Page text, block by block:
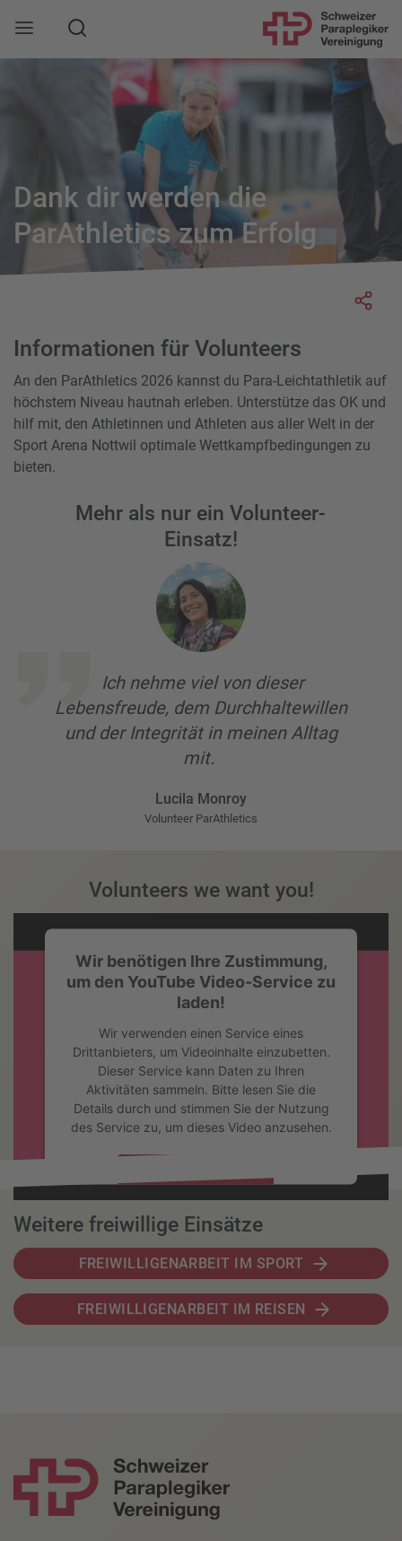
Mobile Navigation öffnen
Suche
Dank dir werden die
ParAthletics zum Erfolg
Informationen für Volunteers
An den ParAthletics 2026 kannst du Para-Leichtathletik auf
höchstem Niveau hautnah erleben. Unterstütze das OK und
hilf mit, den Athletinnen und Athleten aus aller Welt in der
Sport Arena Nottwil optimale Wettkampfbedingungen zu
bieten.
Mehr als nur ein Volunteer-
Einsatz!
Ich nehme viel von dieser
Lebensfreude, dem Durchhaltewillen
und der Integrität in meinen Alltag
mit.
Lucila Monroy
Volunteer ParAthletics
Volunteers we want you!
Wir benötigen Ihre Zustimmung,
um den YouTube Video-Service zu
laden!
Wir verwenden einen Service eines
Drittanbieters, um Videoinhalte einzubetten.
Dieser Service kann Daten zu Ihren
Aktivitäten sammeln. Bitte lesen Sie die
Details durch und stimmen Sie der Nutzung
des Service zu, um dieses Video anzusehen.
Akzeptieren
powered byUsercentrics Consent Management Platform
Weitere freiwillige Einsätze
FREIWILLIGENARBEIT IM SPORT
FREIWILLIGENARBEIT IM REISEN